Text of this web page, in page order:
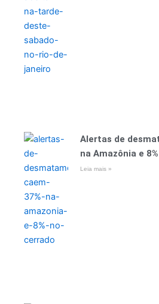
Alertas de
na Amazônia e
Leia mais »